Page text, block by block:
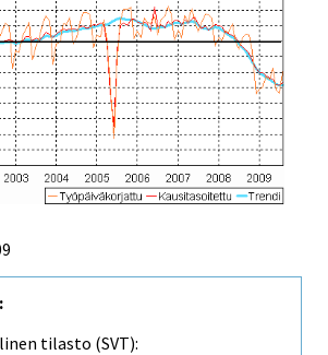
:
tilasto (SVT):